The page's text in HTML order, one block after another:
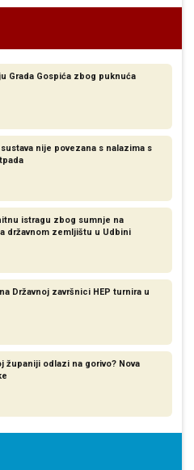
Grada Gospića zbog puknuća
nije povezana s nalazima s
istragu zbog sumnje na
državnom zemljištu u Udbini
Državnoj završnici HEP turnira u
županiji odlazi na gorivo? Nova